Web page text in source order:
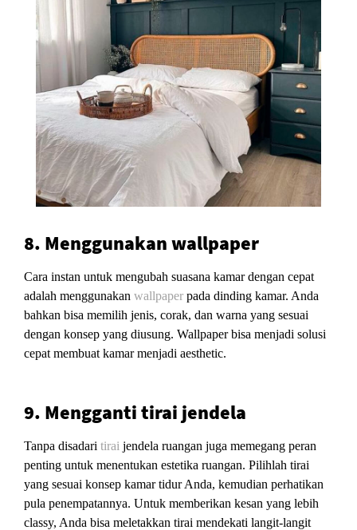
8. Menggunakan wallpaper
Cara instan untuk mengubah suasana kamar dengan cepat
adalah menggunakan wallpaper pada dinding kamar. Anda
bahkan bisa memilih jenis, corak, dan warna yang sesuai
dengan konsep yang diusung. Wallpaper bisa menjadi solusi
cepat membuat kamar menjadi aesthetic.
9. Mengganti tirai jendela
Tanpa disadari tirai jendela ruangan juga memegang peran
penting untuk menentukan estetika ruangan. Pilihlah tirai
yang sesuai konsep kamar tidur Anda, kemudian perhatikan
pula penempatannya. Untuk memberikan kesan yang lebih
classy, Anda bisa meletakkan tirai mendekati langit-langit